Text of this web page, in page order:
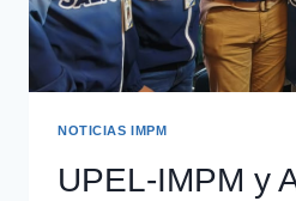
NOTICIAS IMPM
UPEL-IMPM y